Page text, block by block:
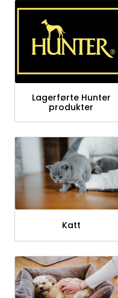
Lagerførte Hunter
produkter
Katt